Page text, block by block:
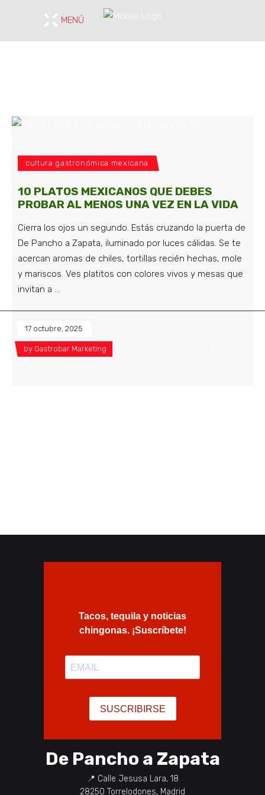
MENÚ
cultura gastronómica mexicana
10 PLATOS MEXICANOS QUE DEBES
PROBAR AL MENOS UNA VEZ EN LA VIDA
Cierra los ojos un segundo. Estás cruzando la puerta de
De Pancho a Zapata, iluminado por luces cálidas. Se te
acercan aromas de chiles, tortillas recién hechas, mole
y mariscos. Ves platitos con colores vivos y mesas que
invitan a
17 octubre, 2025
by Gastrobar Marketing
De Pancho a Zapata
📍 Calle Jesusa Lara, 18
28250 Torrelodones, Madrid